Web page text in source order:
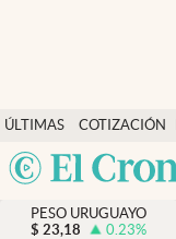
ÚLTIMAS
NOTICIAS
COTIZACIÓN
DÓLAR
Actualidad
Economía
PolíticaPESO URUGUAYO
$ 23,18 0.23%